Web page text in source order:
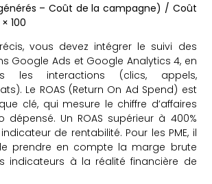
– Coût de la campagne) / Coût
100
vous devez intégrer le suivi des
Google Ads et Google Analytics 4, en
les interactions (clics, appels,
Le ROAS (Return On Ad Spend) est
clé, qui mesure le chiffre d’affaires
dépensé. Un ROAS supérieur à 400%
de rentabilité. Pour les PME, il
prendre en compte la marge brute
indicateurs à la réalité financière de